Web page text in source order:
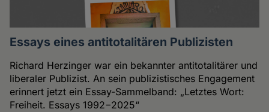
Essays eines antitotalitären Publizisten
Richard Herzinger war ein bekannter antitotalitärer und
liberaler Publizist. An sein publizistisches Engagement
erinnert jetzt ein Essay-Sammelband: „Letztes Wort:
Freiheit. Essays 1992−2025“